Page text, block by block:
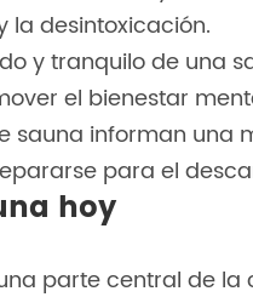
la desintoxicación.
y tranquilo de una
el bienestar
sauna informan una
para el
hoy
parte central de